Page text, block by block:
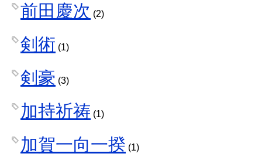
前田慶次 (2)
剣術 (1)
剣豪 (3)
加持祈祷 (1)
加賀一向一揆 (1)